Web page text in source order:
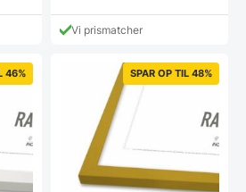
vare
varianter.
Mulighederne
kan
på
varesiden
vare
kan
på
Vi prismatcher
46% SPAR OP TIL 48%